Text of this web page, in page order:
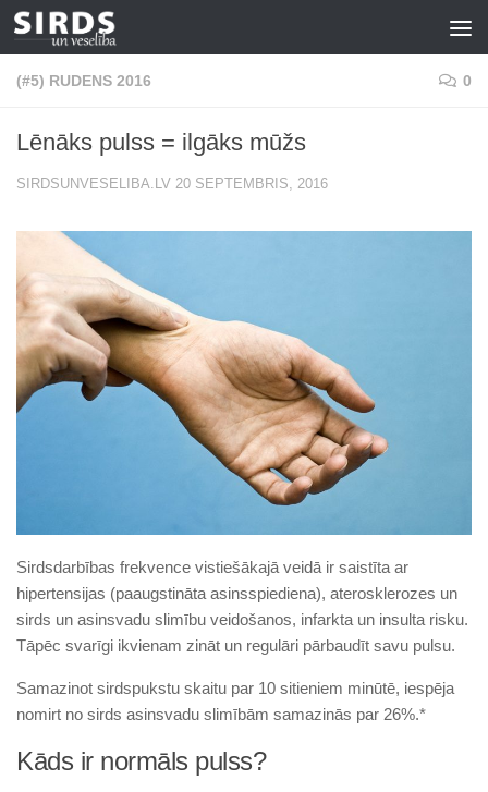
Skip to content
(#5) RUDENS 2016 0
Lēnāks pulss = ilgāks mūžs
SIRDSUNVESELIBA.LV 20 SEPTEMBRIS, 2016
Sirdsdarbības frekvence vistiešākajā veidā ir saistīta ar
hipertensijas (paaugstināta asinsspiediena), aterosklerozes un
sirds un asinsvadu slimību veidošanos, infarkta un insulta risku.
Tāpēc svarīgi ikvienam zināt un regulāri pārbaudīt savu pulsu.
Samazinot sirdspukstu skaitu par 10 sitieniem minūtē, iespēja
nomirt no sirds asinsvadu slimībām samazinās par 26%.*
Kāds ir normāls pulss?